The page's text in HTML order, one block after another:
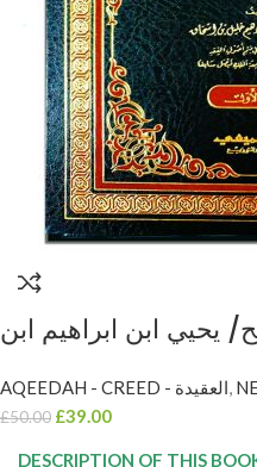
يحيي ابن ابراهيم ابن
SALIH
AQEEDAH - CREED - العقيدة,
£50.00 £39.00
DESCRIPTION OF THIS